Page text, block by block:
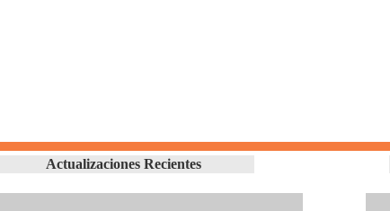
Actualizaciones Recientes